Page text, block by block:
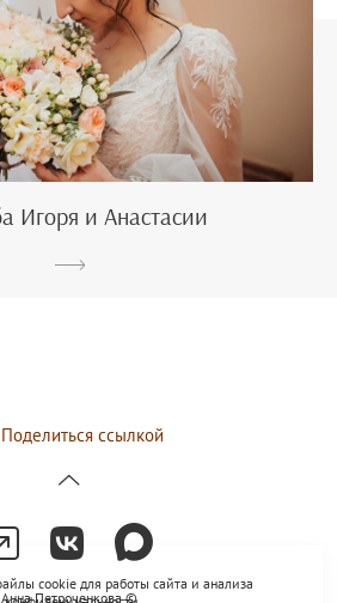
Игоря и Анастасии
Поделиться ссылкой
Анна Петроченкова ©
cookie для работы сайта и анализа